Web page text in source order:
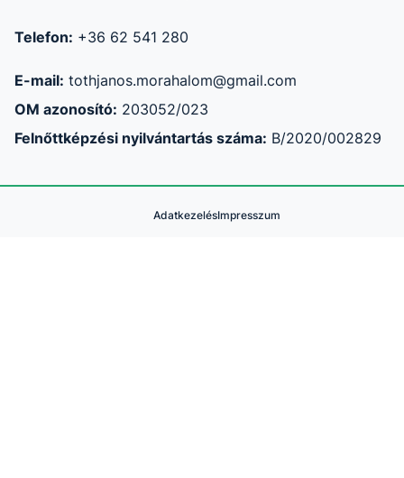
Telefon: +36 62 541 280
E-mail: tothjanos.morahalom@gmail.com
OM azonosító: 203052/023
Felnőttképzési nyilvántartás száma: B/2020/002829
AdatkezelésImpresszum